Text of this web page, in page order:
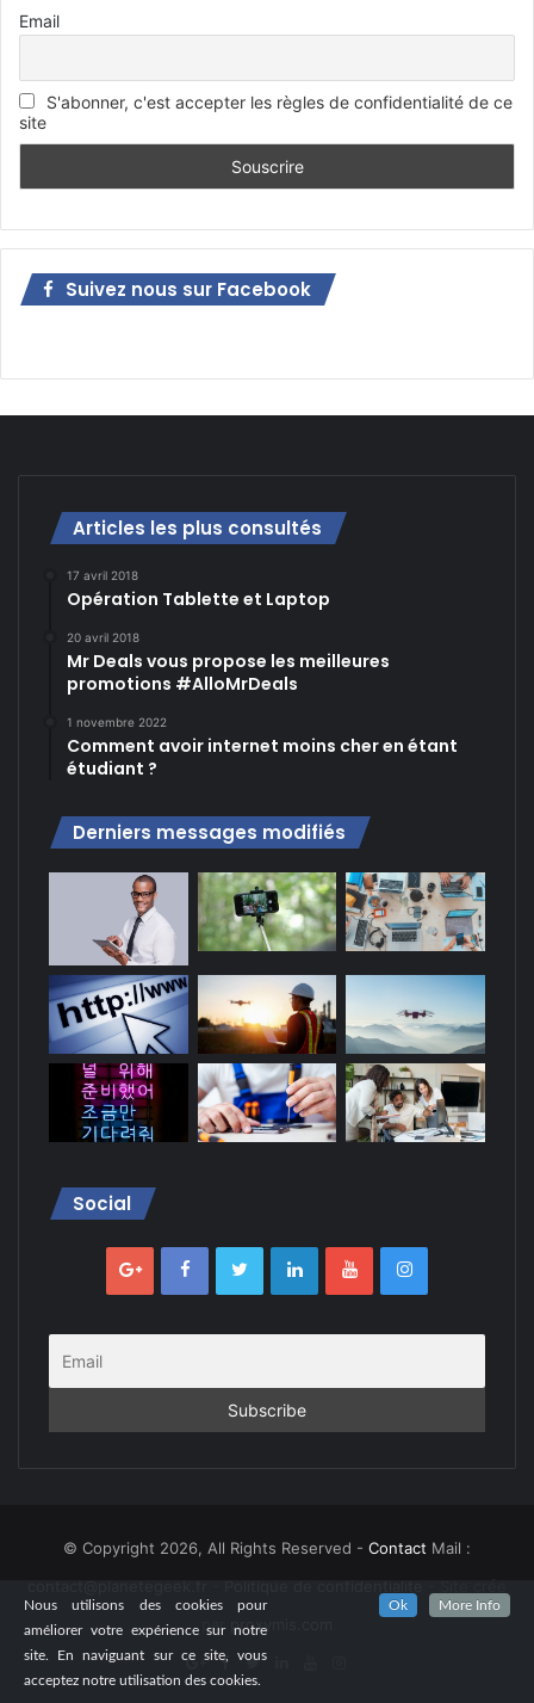
Email
S'abonner, c'est accepter les règles de confidentialité de ce
site
Suivez nous sur Facebook
Articles les plus consultés
17 avril 2018
Opération Tablette et Laptop
20 avril 2018
Mr Deals vous propose les meilleures
promotions #AlloMrDeals
1 novembre 2022
Comment avoir internet moins cher en étant
étudiant ?
Derniers messages modifiés
Social
© Copyright 2026, All Rights Reserved - Contact Mail :
contact@planetegeek.fr
Politique de confidentialite - Site crée
par proxymis.com
Nous utilisons des cookies pour
améliorer votre expérience sur notre
site. En naviguant sur ce site, vous
acceptez notre utilisation des cookies.
Ok More Info